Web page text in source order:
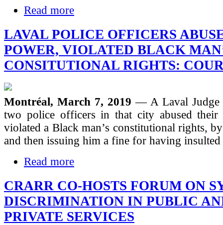
Read more
LAVAL POLICE OFFICERS
POWER, VIOLATED BLACK
CONSITUTIONAL RIGHTS:
Montréal, March 7, 2019— A Laval Judge
two police officers in that city abused their
violated a Black man’s constitutional rights,
and then issuing him a fine for having insulted
Read more
CRARR CO-HOSTS FORUM ON
DISCRIMINATION IN PUBLIC
PRIVATE SERVICES